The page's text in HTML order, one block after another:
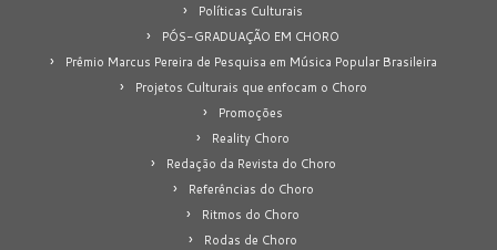
Políticas Culturais
PÓS-GRADUAÇÃO EM CHORO
Prêmio Marcus Pereira de Pesquisa em Música Popular Brasileira
Projetos Culturais que enfocam o Choro
Promoções
Reality Choro
Redação da Revista do Choro
Referências do Choro
Ritmos do Choro
Rodas de Choro